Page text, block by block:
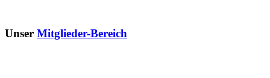
Unser Mitglieder-Bereich